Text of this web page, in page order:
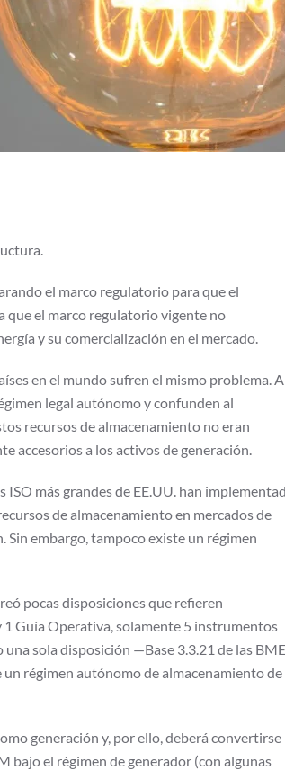
el marco regulatorio para que el
que el marco regulatorio vigente no
y su comercialización en el mercado.
en el mundo sufren el mismo problema.
legal autónomo y confunden al
recursos de almacenamiento no eran
accesorios a los activos de generación.
ISO más grandes de EE.UU. han
de almacenamiento en mercados de
Sin embargo, tampoco existe un régimen
pocas disposiciones que refieren
1 Guía Operativa, solamente 5 instrumentos
una sola disposición —Base 3.3.21 de las BME
régimen autónomo de almacenamiento de
generación y, por ello, deberá convertirse
bajo el régimen de generador (con algunas